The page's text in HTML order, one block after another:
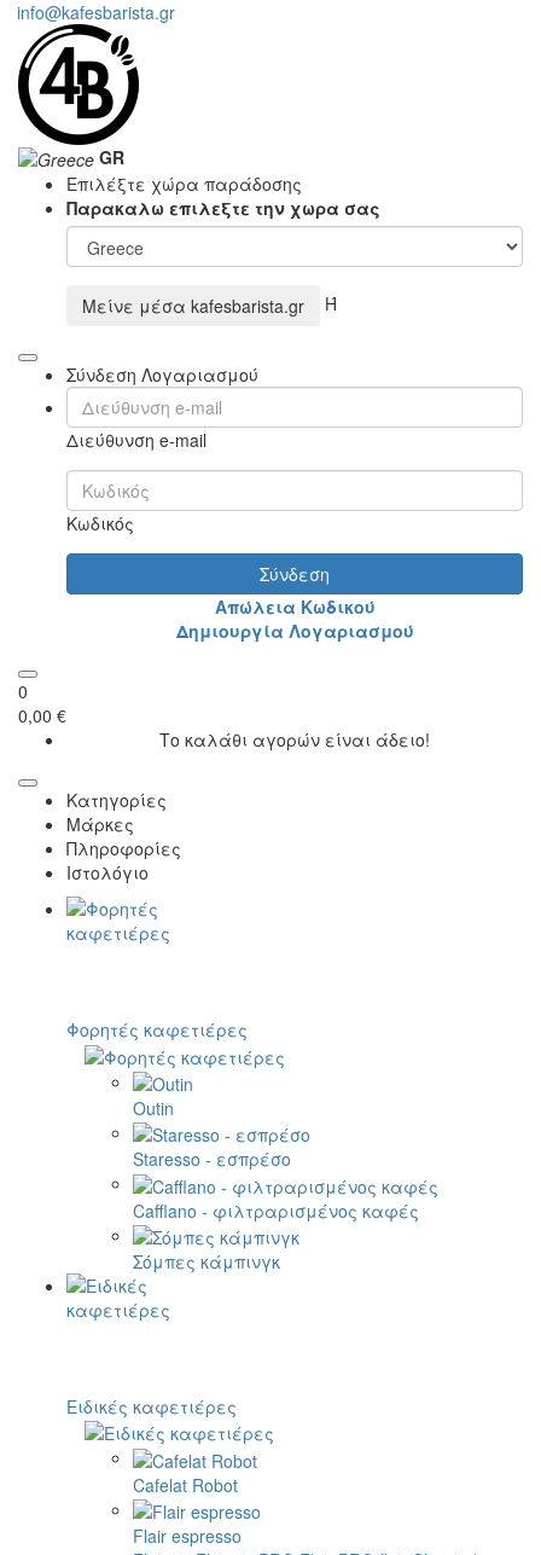
info@kafesbarista.gr
GR
Επιλέξτε χώρα παράδοσης
Παρακαλω επιλεξτε την χωρα σας
Μείνε μέσα kafesbarista.gr Ή
Σύνδεση Λογαριασμού
Διεύθυνση e-mail
Κωδικός
Σύνδεση
Απώλεια Κωδικού
Δημιουργία Λογαριασμού
0
0,00 €
Το καλάθι αγορών είναι άδειο!
Κατηγορίες
Μάρκες
Πληροφορίες
Ιστολόγιο
Φορητές καφετιέρες
Outin
Staresso - εσπρέσο
Cafflano - φιλτραρισμένος καφές
Σόμπες κάμπινγκ
Ειδικές καφετιέρες
Cafelat Robot
Flair espresso